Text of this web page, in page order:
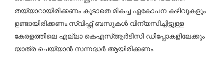
തയ്യാറായിരിക്കണം കൂടാതെ മികച്ച ഏകോപന കഴിവുകളും
ഉണ്ടായിരിക്കണം.സ്വിഫ്റ്റ് ബസുകൾ വിന്യസിച്ചിട്ടുള്ള
കേരളത്തിലെ എല്ലാ കെഎസ്ആർടിസി ഡിപ്പോകളിലേക്കും
യാത്ര ചെയ്യാൻ സന്നദ്ധർ ആയിരിക്കണം.